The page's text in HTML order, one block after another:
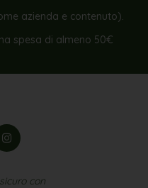
azienda e contenuto).
spesa di almeno 50€
con